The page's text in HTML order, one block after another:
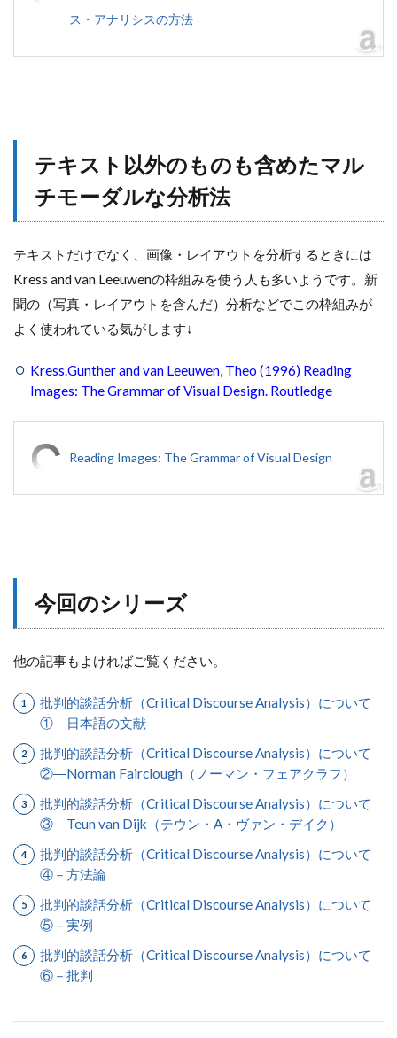
ス・アナリシスの方法
テキスト以外のものも含めたマル
チモーダルな分析法
テキストだけでなく、画像・レイアウトを分析するときには
Kress and van Leeuwenの枠組みを使う人も多いようです。新
聞の（写真・レイアウトを含んだ）分析などでこの枠組みが
よく使われている気がします↓
Kress.Gunther and van Leeuwen, Theo (1996) Reading
Images: The Grammar of Visual Design. Routledge
Reading Images: The Grammar of Visual Design
今回のシリーズ
他の記事もよければご覧ください。
批判的談話分析（Critical Discourse Analysis）について
①―日本語の文献
批判的談話分析（Critical Discourse Analysis）について
②―Norman Fairclough（ノーマン・フェアクラフ）
批判的談話分析（Critical Discourse Analysis）について
③―Teun van Dijk（テウン・A・ヴァン・デイク）
批判的談話分析（Critical Discourse Analysis）について
④－方法論
批判的談話分析（Critical Discourse Analysis）について
⑤－実例
批判的談話分析（Critical Discourse Analysis）について
⑥－批判